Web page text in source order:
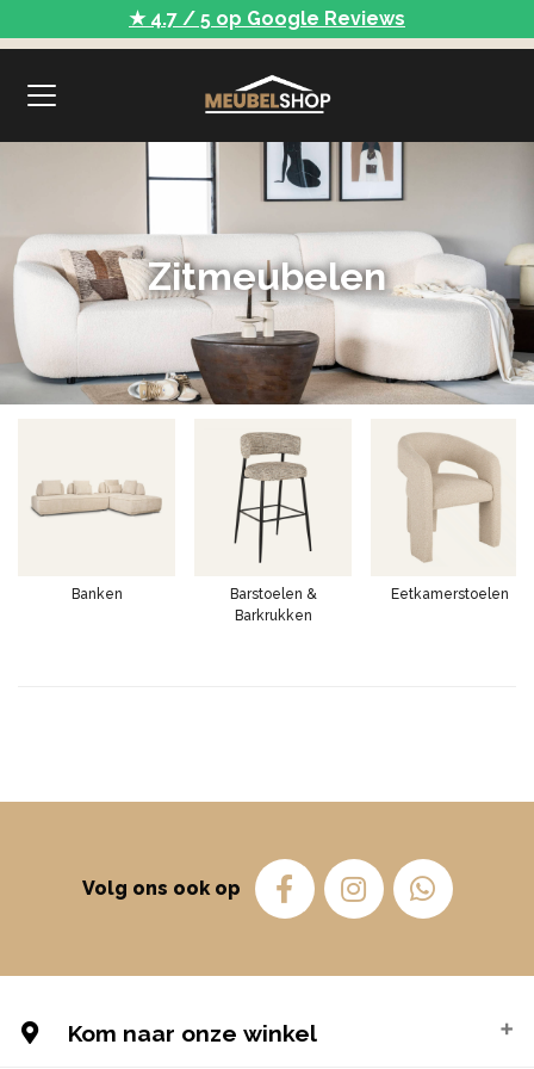
★ 4.7 / 5 op Google Reviews
Zitmeubelen
Banken
Barstoelen &
Barkrukken
Eetkamerstoelen
Volg ons ook op
Kom naar onze winkel